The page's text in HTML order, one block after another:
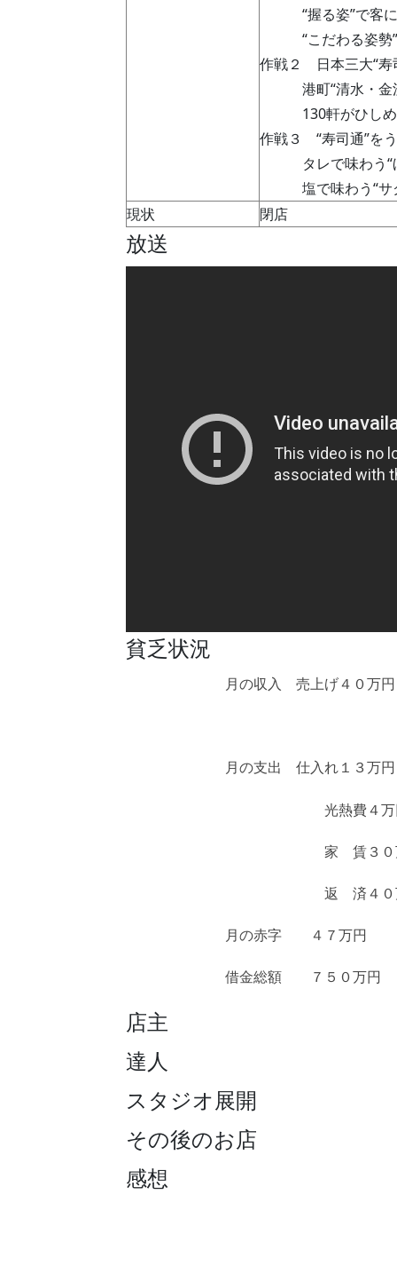
“握る姿”で客
“こだわる姿
作戦２ 日本三大“寿
港町“清水・
130軒がひし
作戦３ “寿司通”を
タレで味わう
塩で味わう“
現状
閉店
放送
貧乏状況
月の収入 売上げ４０万円
月の支出 仕入れ１３万円
光熱費４万
家 賃３０万
返 済４０万円
月の赤字 ４７万円
借金総額 ７５０万円
店主
達人
スタジオ展開
その後のお店
感想